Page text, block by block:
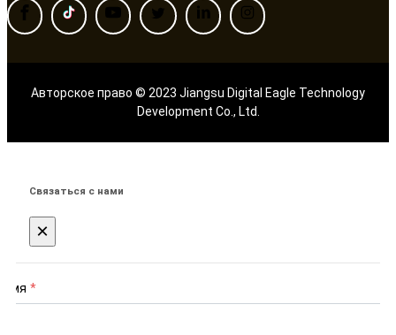
Авторское право © 2023 Jiangsu Digital Eagle Technology
Development Co., Ltd.
Связаться с нами
×
Имя *